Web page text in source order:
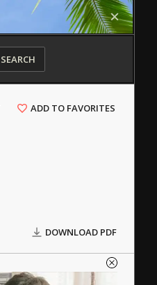
SEARCH
ADD TO FAVORITES
DOWNLOAD PDF